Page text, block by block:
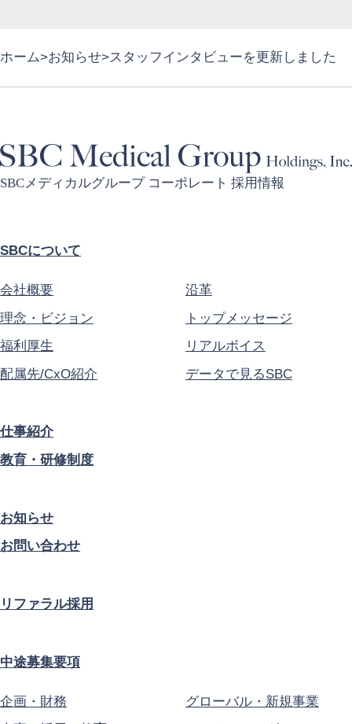
ホーム お知らせ スタッフインタビューを更新しました
SBCメディカルグループ コーポレート 採用情報
SBCについて
会社概要
沿革
理念・ビジョン
トップメッセージ
福利厚生
リアルボイス
配属先/CxO紹介
データで見るSBC
仕事紹介
教育・研修制度
お知らせ
お問い合わせ
リファラル採用
中途募集要項
企画・財務
グローバル・新規事業